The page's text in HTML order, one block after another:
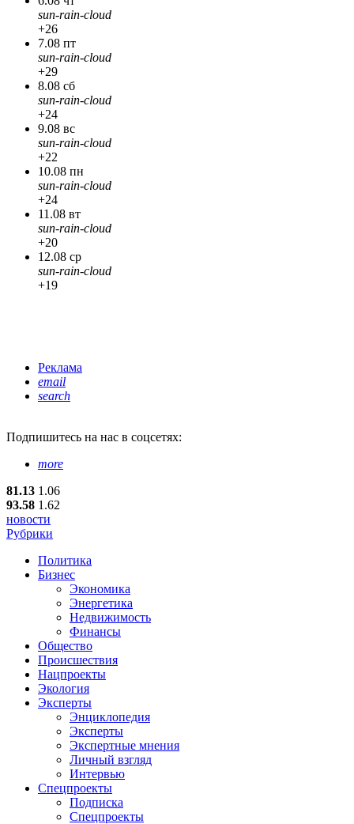
sun-rain-cloud
+26
7.08 пт
sun-rain-cloud
+29
8.08 сб
sun-rain-cloud
+24
9.08 вс
sun-rain-cloud
+22
10.08 пн
sun-rain-cloud
+24
11.08 вт
sun-rain-cloud
+20
12.08 ср
sun-rain-cloud
+19
Реклама
email
search
Подпишитесь на нас в соцсетях:
more
81.13 1.06
93.58 1.62
новости
Рубрики
Политика
Бизнес
Экономика
Энергетика
Недвижимость
Финансы
Общество
Происшествия
Нацпроекты
Экология
Эксперты
Энциклопедия
Эксперты
Экспертные мнения
Личный взгляд
Интервью
Спецпроекты
Подписка
Спецпроекты